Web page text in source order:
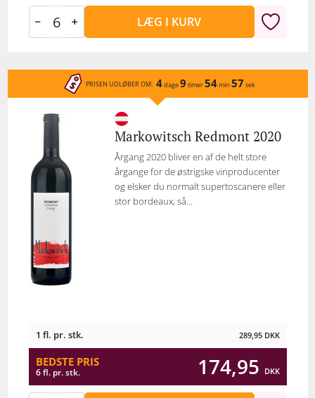
LÆG I KURV
PRISEN UDLØBER OM: 4dage9 timer54min 57 sek
Markowitsch Redmont 2020
Årgang 2020 bliver en af de helt store
årgange for de østrigske vinproducenter
og elsker du normalt supertoscanere eller
stor bordeaux, så...
1 fl. pr. stk. 289,95 DKK
BEDSTE PRIS
6 fl. pr. stk. 174,95 DKK